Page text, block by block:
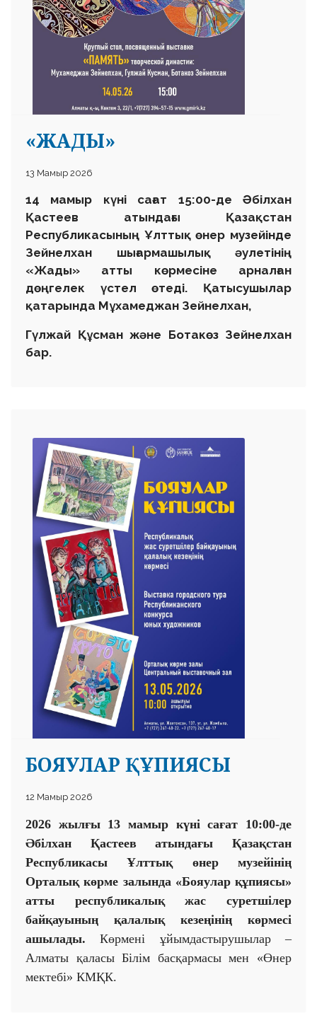
«ЖАДЫ»
13 Мамыр 2026
14 мамыр күні сағат 15:00-де Әбілхан
Қастеев атындағы Қазақстан
Республикасының Ұлттық өнер музейінде
Зейнелхан шығармашылық әулетінің
«Жады» атты көрмесіне арналған
дөңгелек үстел өтеді. Қатысушылар
қатарында Мұхамеджан Зейнелхан,
Гүлжай Құсман және Ботакөз Зейнелхан
бар.
БОЯУЛАР ҚҰПИЯСЫ
12 Мамыр 2026
2026 жылғы 13 мамыр күні сағат 10:00-де
Әбілхан Қастеев атындағы Қазақстан
Республикасы Ұлттық өнер музейінің
Орталық көрме залында «Бояулар құпиясы»
атты республикалық жас суретшілер
байқауының қалалық кезеңінің көрмесі
ашылады. Көрмені ұйымдастырушылар –
Алматы қаласы Білім басқармасы мен «Өнер
мектебі» КМҚК.